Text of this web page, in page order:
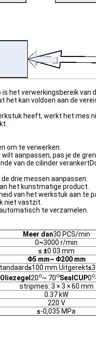
het verwerkingsbereik van
het kan voldoen aan de
heeft, werkt het mes
om te verwerken.
aanpassen, pas je de
van de cilinder
drie messen aanpassen.
het kunstmatige product.
van het werkstuk aan te
niet vastzit.
te verzamelen.
Meer dan30 PCS/min
0~3000 r/min
≤ ±0.03 mm
Φ5 mm~ Φ200 mm
≤100 mm Uitgerekt≤
Oliezegel 20o~ 70oSealCUP0o
stripmes: 3 × 3 × 60 mm
0.37 kW
220 V
≤-0,035 MPa